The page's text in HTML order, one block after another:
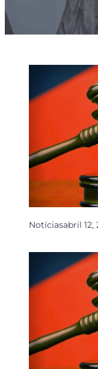
Notíciasabril 12,